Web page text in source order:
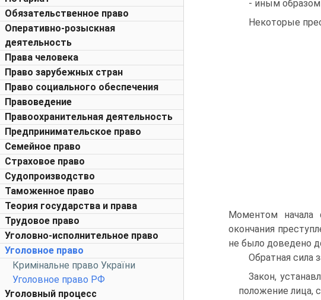
Обязательственное право
Оперативно-розыскная
деятельность
Права человека
Право зарубежных стран
Право социального обеспечения
Правоведение
Правоохранительная деятельность
Предпринимательское право
Семейное право
Страховое право
Судопроизводство
Таможенное право
Теория государства и права
Трудовое право
Уголовно-исполнительное право
Уголовное право
Кримінальне право України
Уголовное право РФ
Уголовный процесс
- иным
Некоторые
Моментом начала
окончания
не было доведено
Обратная сила
Закон,
положение лица,